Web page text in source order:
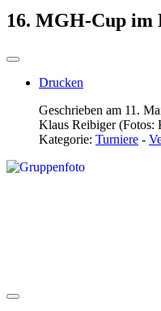
16. MGH-Cup
Drucken
Geschrieben am 11.
Klaus Reibiger (Fotos:
Kategorie: Turniere -